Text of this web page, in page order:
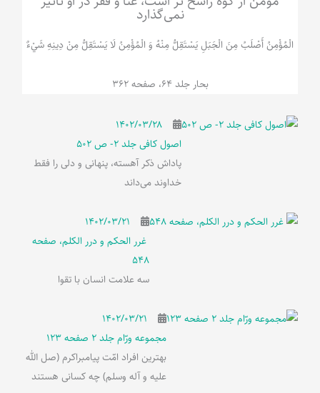
نمی‌گذارد
الْمُؤْمِنُ‌ أَصْلَبُ‌ مِنَ‌ الْجَبَلِ‌ یَسْتَقِلُّ مِنْهُ وَ الْمُؤْمِنُ لَا يَسْتَقِلُّ مِنْ دِينِهِ شَيْ‌ءٌ
بحار جلد 64، صفحه 362
۱۴۰۲/۰۳/۲۸
اصول کافی جلد 2- ص 502
پاداش ذکر آهسته، پنهانی و دلی را فقط
خداوند می‌داند
۱۴۰۲/۰۳/۲۱
غرر الحکم و درر الکلم، صفحه
548
سه علامت انسان با تقوا
۱۴۰۲/۰۳/۲۱
مجموعه ورّام جلد 2 صفحه 123
بهترین افراد امّت پیامبراکرم (صل الله
علیه و آله وسلم) چه کسانی هستند